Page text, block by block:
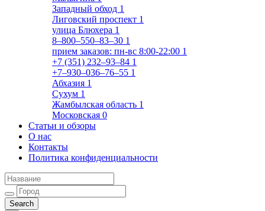
Западный обход 1
Лиговский проспект 1
улица Блюхера 1
8‒800‒550‒83‒30 1
прием заказов: пн-вс 8:00-22:00 1
+7 (351) 232‒93‒84 1
+7‒930‒036‒76‒55 1
Абхазия 1
Сухум 1
Жамбылская область 1
Московская 0
Статьи и обзоры
О нас
Контакты
Политика конфиденциальности